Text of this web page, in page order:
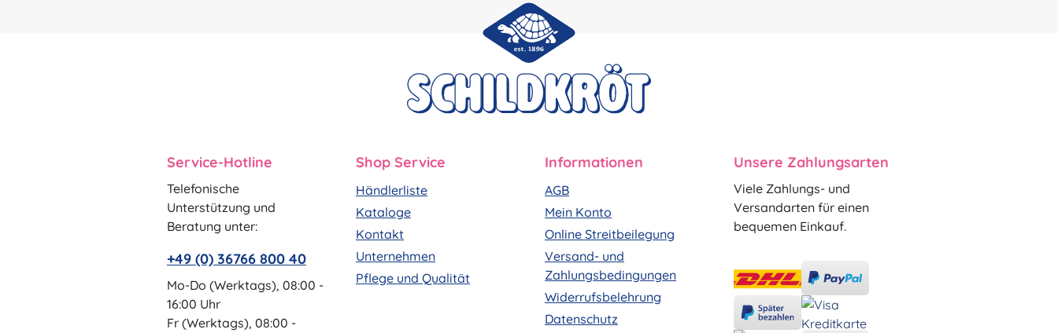
Service-Hotline
Telefonische
Unterstützung und
Beratung unter:
+49 (0) 36766 800 40
Mo-Do (Werktags), 08:00 -
16:00 Uhr
Fr (Werktags), 08:00 -
Shop Service
Händlerliste
Kataloge
Kontakt
Unternehmen
Pflege und Qualität
Informationen
AGB
Mein Konto
Online Streitbeilegung
Versand- und
Zahlungsbedingungen
Widerrufsbelehrung
Datenschutz
Unsere Zahlungsarten
Viele Zahlungs- und
Versandarten für einen
bequemen Einkauf.